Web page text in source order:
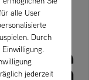
alle User
Durch
jederzeit